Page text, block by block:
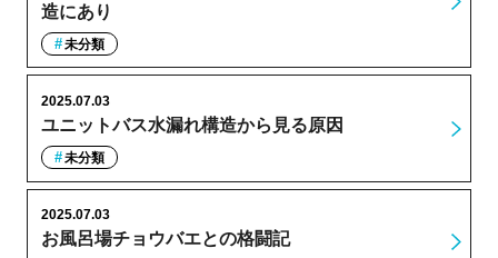
造にあり
未分類
ユニットバス水漏れ構造から見る原因
2025.07.03
未分類
お風呂場チョウバエとの格闘記
2025.07.03